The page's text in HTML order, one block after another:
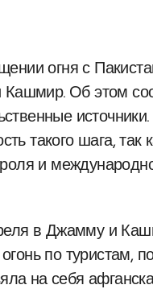
Об этом
такого шага, так
и
в Джамму и
по туристам,
на себя